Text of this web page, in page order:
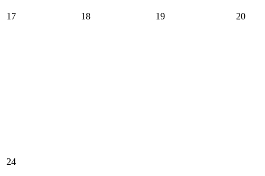
17 18 19 20
24